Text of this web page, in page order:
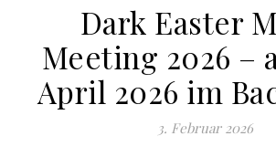
Dark Easter
Meeting 2026 –
April 2026 im
3. Februar 2026